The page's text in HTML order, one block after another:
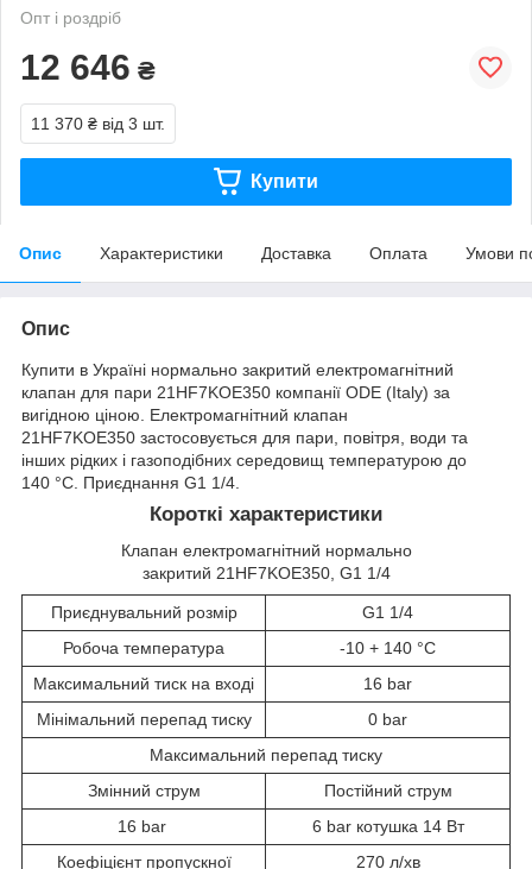
Опт і роздріб
12 646 ₴
11 370 ₴ від 3 шт.
Купити
Опис Характеристики Доставка Оплата Умови
Опис
Купити в Україні нормально закритий електромагнітний
клапан для пари 21HF7KOE350 компанії ODE (Italy) за
вигідною ціною. Електромагнітний клапан
21HF7KOE350 застосовується для пари, повітря, води та
інших рідких і газоподібних середовищ температурою до
140 °C. Приєднання G1 1/4.
Короткі характеристики
Клапан електромагнітний нормально
закритий 21HF7KOE350, G1 1/4
Приєднувальний розмір
G1 1/4
Робоча температура
-10 + 140 °C
Максимальний тиск на вході
16 bar
Мінімальний перепад тиску
0 bar
Максимальний перепад тиску
Змінний струм
Постійний струм
16 bar
6 bar котушка 14 Вт
Коефіцієнт пропускної
270 л/хв